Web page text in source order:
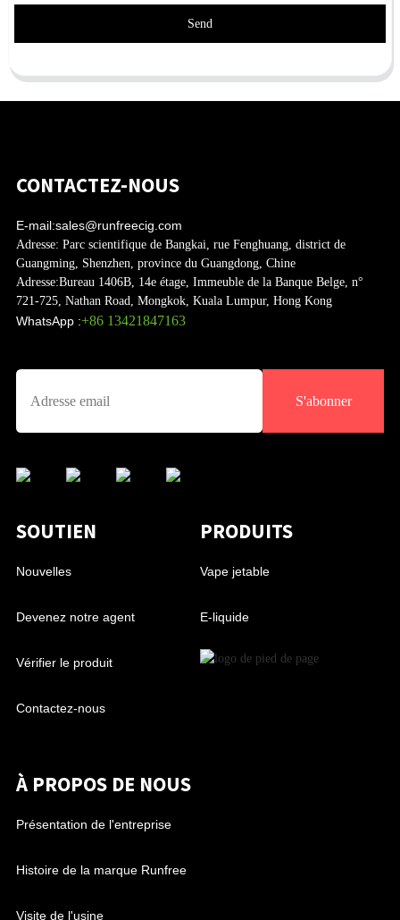
Send
CONTACTEZ-NOUS
E-mail:sales@runfreecig.com
Adresse: Parc scientifique de Bangkai, rue Fenghuang, district de
Guangming, Shenzhen, province du Guangdong, Chine
Adresse:Bureau 1406B, 14e étage, Immeuble de la Banque Belge, n°
721-725, Nathan Road, Mongkok, Kuala Lumpur, Hong Kong
WhatsApp :+86 13421847163
S'abonner
SOUTIEN
Nouvelles
Devenez notre agent
Vérifier le produit
Contactez-nous
PRODUITS
Vape jetable
E-liquide
À PROPOS DE NOUS
Présentation de l'entreprise
Histoire de la marque Runfree
Visite de l'usine